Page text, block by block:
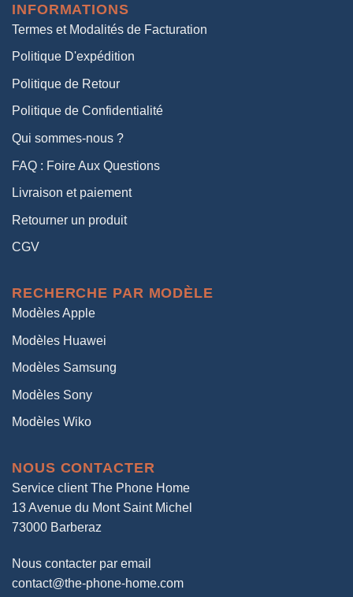
38,00€.
INFORMATIONS
Termes et Modalités de Facturation
Politique D'expédition
Politique de Retour
Politique de Confidentialité
Qui sommes-nous ?
FAQ : Foire Aux Questions
Livraison et paiement
Retourner un produit
CGV
RECHERCHE PAR MODÈLE
Modèles Apple
Modèles Huawei
Modèles Samsung
Modèles Sony
Modèles Wiko
NOUS CONTACTER
Service client The Phone Home
13 Avenue du Mont Saint Michel
73000 Barberaz
Nous contacter par email
contact@the-phone-home.com